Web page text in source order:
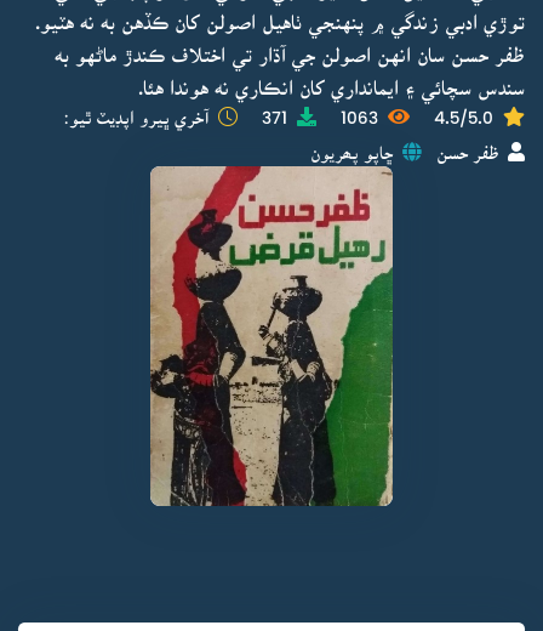
توڙي ادبي زندگي ۾ پنهنجي ٺاهيل اصولن کان ڪڏهن به نه هٽيو.
ظفر حسن سان انهن اصولن جي آڌار تي اختلاف ڪندڙ ماڻهو به
سندس سچائي ۽ ايمانداري کان انڪاري نه هوندا هئا.
4.5/5.0
1063
371 آخري ڀيرو اپڊيٽ ٿيو:
ظفر حسن ڇاپو پھريون